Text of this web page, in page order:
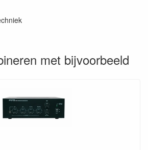
met bijvoorbeeld